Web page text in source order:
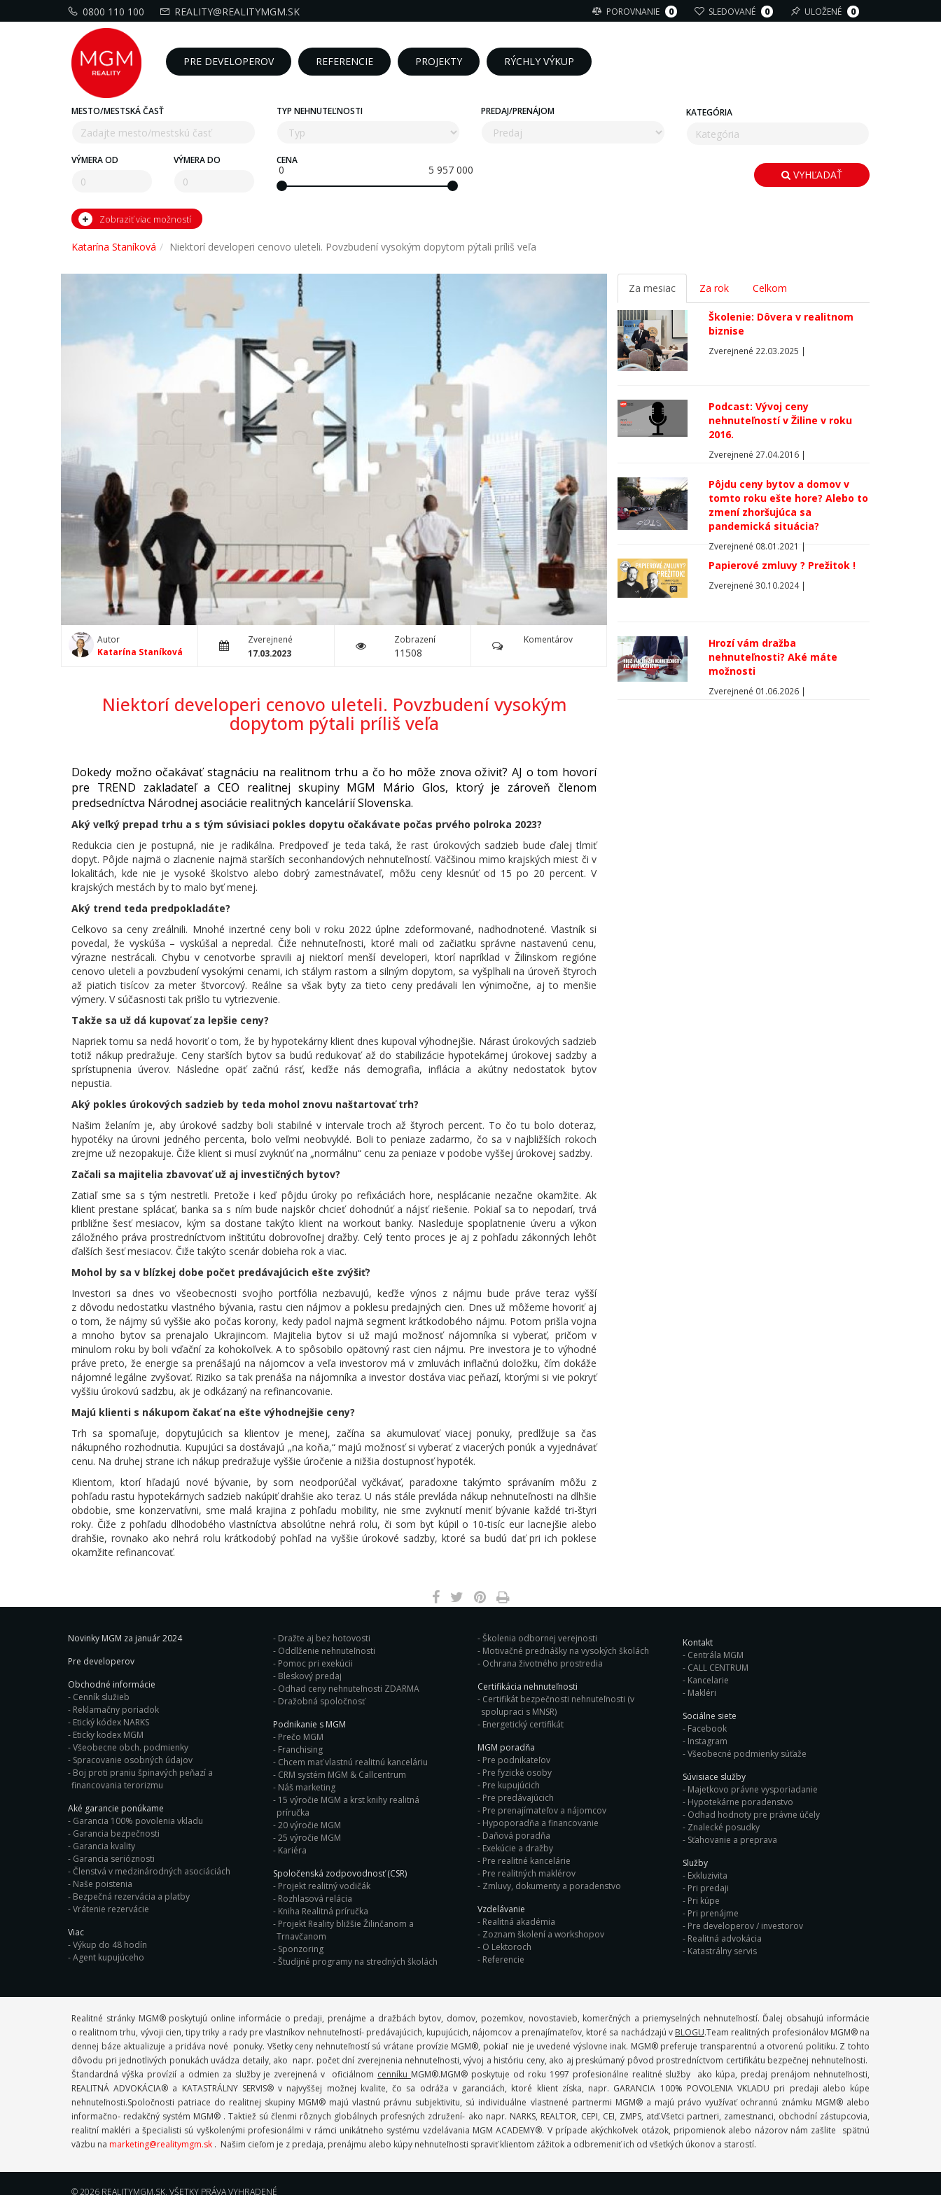
0800 110 100 REALITY@REALITYMGM.SK POROVNANIE 0 SLEDOVANÉ 0 ULOŽENÉ 0
PRE DEVELOPEROV REFERENCIE PROJEKTY RÝCHLY VÝKUP
MESTO/MESTSKÁ ČASŤ TYP NEHNUTEĽNOSTI PREDAJ/PRENÁJOM KATEGÓRIA
VÝMERA OD VÝMERA DO CENA
0 5 957 000 VYHĽADAŤ
Zobraziť viac možností
Katarína Staníková Niektorí developeri cenovo uleteli. Povzbudení vysokým dopytom pýtali príliš veľa
Autor
Katarína Staníková
Zverejnené
17.03.2023
Zobrazení
11508
Komentárov
Niektorí developeri cenovo uleteli. Povzbudení vysokým
dopytom pýtali príliš veľa
Dokedy možno očakávať stagnáciu na realitnom trhu a čo ho môže znova oživiť? AJ o tom hovorí
pre TREND zakladateľ a CEO realitnej skupiny MGM Mário Glos, ktorý je zároveň členom
predsedníctva Národnej asociácie realitných kancelárií Slovenska.
Aký veľký prepad trhu a s tým súvisiaci pokles dopytu očakávate počas prvého polroka 2023?
Redukcia cien je postupná, nie je radikálna. Predpoveď je teda taká, že rast úrokových sadzieb bude ďalej tlmiť
dopyt. Pôjde najmä o zlacnenie najmä starších seconhandových nehnuteľností. Väčšinou mimo krajských miest či v
lokalitách, kde nie je vysoké školstvo alebo dobrý zamestnávateľ, môžu ceny klesnúť od 15 po 20 percent. V
krajských mestách by to malo byť menej.
Aký trend teda predpokladáte?
Celkovo sa ceny zreálnili. Mnohé inzertné ceny boli v roku 2022 úplne zdeformované, nadhodnotené. Vlastník si
povedal, že vyskúša – vyskúšal a nepredal. Čiže nehnuteľnosti, ktoré mali od začiatku správne nastavenú cenu,
výrazne nestrácali. Chybu v cenotvorbe spravili aj niektorí menší developeri, ktorí napríklad v Žilinskom regióne
cenovo uleteli a povzbudení vysokými cenami, ich stálym rastom a silným dopytom, sa vyšplhali na úroveň štyroch
až piatich tisícov za meter štvorcový. Reálne sa však byty za tieto ceny predávali len výnimočne, aj to menšie
výmery. V súčasnosti tak prišlo tu vytriezvenie.
Takže sa už dá kupovať za lepšie ceny?
Napriek tomu sa nedá hovoriť o tom, že by hypotekárny klient dnes kupoval výhodnejšie. Nárast úrokových sadzieb
totiž nákup predražuje. Ceny starších bytov sa budú redukovať až do stabilizácie hypotekárnej úrokovej sadzby a
sprístupnenia úverov. Následne opäť začnú rásť, keďže nás demografia, inflácia a akútny nedostatok bytov
nepustia.
Aký pokles úrokových sadzieb by teda mohol znovu naštartovať trh?
Našim želaním je, aby úrokové sadzby boli stabilné v intervale troch až štyroch percent. To čo tu bolo doteraz,
hypotéky na úrovni jedného percenta, bolo veľmi neobvyklé. Boli to peniaze zadarmo, čo sa v najbližších rokoch
zrejme už nezopakuje. Čiže klient si musí zvyknúť na „normálnu“ cenu za peniaze v podobe vyššej úrokovej sadzby.
Začali sa majitelia zbavovať už aj investičných bytov?
Zatiaľ sme sa s tým nestretli. Pretože i keď pôjdu úroky po refixáciách hore, nesplácanie nezačne okamžite. Ak
klient prestane splácať, banka sa s ním bude najskôr chcieť dohodnúť a nájsť riešenie. Pokiaľ sa to nepodarí, trvá
približne šesť mesiacov, kým sa dostane takýto klient na workout banky. Nasleduje spoplatnenie úveru a výkon
záložného práva prostredníctvom inštitútu dobrovoľnej dražby. Celý tento proces je aj z pohľadu zákonných lehôt
ďalších šesť mesiacov. Čiže takýto scenár dobieha rok a viac.
Mohol by sa v blízkej dobe počet predávajúcich ešte zvýšiť?
Investori sa dnes vo všeobecnosti svojho portfólia nezbavujú, keďže výnos z nájmu bude práve teraz vyšší
z dôvodu nedostatku vlastného bývania, rastu cien nájmov a poklesu predajných cien. Dnes už môžeme hovoriť aj
o tom, že nájmy sú vyššie ako počas korony, kedy padol najmä segment krátkodobého nájmu. Potom prišla vojna
a mnoho bytov sa prenajalo Ukrajincom. Majitelia bytov si už majú možnosť nájomníka si vyberať, pričom v
minulom roku by boli vďační za kohokoľvek. A to spôsobilo opätovný rast cien nájmu. Pre investora je to výhodné
práve preto, že energie sa prenášajú na nájomcov a veľa investorov má v zmluvách inflačnú doložku, čím dokáže
nájomné legálne zvyšovať. Riziko sa tak prenáša na nájomníka a investor dostáva viac peňazí, ktorými si vie pokryť
vyššiu úrokovú sadzbu, ak je odkázaný na refinancovanie.
Majú klienti s nákupom čakať na ešte výhodnejšie ceny?
Trh sa spomaľuje, dopytujúcich sa klientov je menej, začína sa akumulovať viacej ponuky, predlžuje sa čas
nákupného rozhodnutia. Kupujúci sa dostávajú „na koňa,“ majú možnosť si vyberať z viacerých ponúk a vyjednávať
cenu. Na druhej strane ich nákup predražuje vyššie úročenie a nižšia dostupnosť hypoték.
Klientom, ktorí hľadajú nové bývanie, by som neodporúčal vyčkávať, paradoxne takýmto správaním môžu z
pohľadu rastu hypotekárnych sadzieb nakúpiť drahšie ako teraz. U nás stále prevláda nákup nehnuteľnosti na dlhšie
obdobie, sme konzervatívni, sme malá krajina z pohľadu mobility, nie sme zvyknutí meniť bývanie každé tri-štyri
roky. Čiže z pohľadu dlhodobého vlastníctva absolútne nehrá rolu, či som byt kúpil o 10-tisíc eur lacnejšie alebo
drahšie, rovnako ako nehrá rolu krátkodobý pohľad na vyššie úrokové sadzby, ktoré sa budú dať pri ich poklese
okamžite refinancovať.
Za mesiac Za rok Celkom
Školenie: Dôvera v realitnom
biznise
Zverejnené 22.03.2025 |
Podcast: Vývoj ceny
nehnuteľností v Žiline v roku
2016.
Zverejnené 27.04.2016 |
Pôjdu ceny bytov a domov v
tomto roku ešte hore? Alebo to
zmení zhoršujúca sa
pandemická situácia?
Zverejnené 08.01.2021 |
Papierové zmluvy ? Prežitok !
Zverejnené 30.10.2024 |
Hrozí vám dražba
nehnuteľnosti? Aké máte
možnosti
Zverejnené 01.06.2026 |
Novinky MGM za január 2024
Pre developerov
Obchodné informácie
Cenník služieb
Reklamačny poriadok
Etický kódex NARKS
Eticky kodex MGM
Všeobecne obch. podmienky
Spracovanie osobných údajov
Boj proti praniu špinavých peňazí a
financovania terorizmu
Aké garancie ponúkame
Garancia 100% povolenia vkladu
Garancia bezpečnosti
Garancia kvality
Garancia serióznosti
Členstvá v medzinárodných asociáciách
Naše poistenia
Bezpečná rezervácia a platby
Vrátenie rezervácie
Viac
Výkup do 48 hodín
Agent kupujúceho
Dražte aj bez hotovosti
Oddlženie nehnuteľnosti
Pomoc pri exekúcii
Bleskový predaj
Odhad ceny nehnuteľnosti ZDARMA
Dražobná spoločnosť
Podnikanie s MGM
Prečo MGM
Franchising
Chcem mať vlastnú realitnú kanceláriu
CRM systém MGM & Callcentrum
Náš marketing
15 výročie MGM a krst knihy realitná
príručka
20 výročie MGM
25 výročie MGM
Kariéra
Spoločenská zodpovodnosť (CSR)
Projekt realitný vodičák
Rozhlasová relácia
Kniha Realitná príručka
Projekt Reality bližšie Žilinčanom a
Trnavčanom
Sponzoring
Študijné programy na stredných školách
Školenia odbornej verejnosti
Motivačné prednášky na vysokých školách
Ochrana životného prostredia
Certifikácia nehnuteľnosti
Certifikát bezpečnosti nehnuteľnosti (v
spolupraci s MNSR)
Energetický certifikát
MGM poradňa
Pre podnikateľov
Pre fyzické osoby
Pre kupujúcich
Pre predávajúcich
Pre prenajímateľov a nájomcov
Hypoporadňa a financovanie
Daňová poradňa
Exekúcie a dražby
Pre realitné kancelárie
Pre realitných maklérov
Zmluvy, dokumenty a poradenstvo
Vzdelávanie
Realitná akadémia
Zoznam školení a workshopov
O Lektoroch
Referencie
Kontakt
Centrála MGM
CALL CENTRUM
Kancelarie
Makléri
Sociálne siete
Facebook
Instagram
Všeobecné podmienky súťaže
Súvisiace služby
Majetkovo právne vysporiadanie
Hypotekárne poradenstvo
Odhad hodnoty pre právne účely
Znalecké posudky
Sťahovanie a preprava
Služby
Exkluzivita
Pri predaji
Pri kúpe
Pri prenájme
Pre developerov / investorov
Realitná advokácia
Katastrálny servis
Realitné stránky MGM® poskytujú online informácie o predaji, prenájme a dražbách bytov, domov, pozemkov, novostavieb, komerčných a priemyselných nehnuteľností. Ďalej obsahujú informácie
o realitnom trhu, vývoji cien, tipy triky a rady pre vlastníkov nehnuteľností- predávajúcich, kupujúcich, nájomcov a prenajímateľov, ktoré sa nachádzajú v BLOGU.Team realitných profesionálov MGM® na
dennej báze aktualizuje a pridáva nové ponuky. Všetky ceny nehnuteľností sú vrátane provízie MGM®, pokiaľ nie je uvedené výslovne inak. MGM® preferuje transparentnú a otvorenú politiku. Z tohto
dôvodu pri jednotlivých ponukách uvádza detaily, ako napr. počet dní zverejnenia nehnuteľnosti, vývoj a históriu ceny, ako aj preskúmaný pôvod prostredníctvom certifikátu bezpečnej nehnuteľnosti.
Štandardná výška provízií a odmien za služby je zverejnená v oficiálnom cenníku MGM®.MGM® poskytuje od roku 1997 profesionálne realitné služby ako kúpa, predaj prenájom nehnuteľnosti,
REALITNÁ ADVOKÁCIA® a KATASTRÁLNY SERVIS® v najvyššej možnej kvalite, čo sa odráža v garanciách, ktoré klient získa, napr. GARANCIA 100% POVOLENIA VKLADU pri predaji alebo kúpe
nehnuteľnosti.Spoločnosti patriace do realitnej skupiny MGM® majú vlastnú právnu subjektivitu, sú individuálne vlastnené partnermi MGM® a majú právo využívať ochrannú známku MGM® alebo
informačno- redakčný systém MGM® . Taktiež sú členmi rôznych globálnych profesných združení- ako napr. NARKS, REALTOR, CEPI, CEI, ZMPS, atď.Všetci partneri, zamestnanci, obchodní zástupcovia,
realitní makléri a špecialisti sú vyškolenými profesionálmi v rámci unikátneho systému vzdelávania MGM ACADEMY®. V prípade akýchkoľvek otázok, pripomienok alebo názorov nám zašlite spätnú
väzbu na marketing@realitymgm.sk . Našim cieľom je z predaja, prenájmu alebo kúpy nehnuteľnosti spraviť klientom zážitok a odbremeniť ich od všetkých úkonov a starostí.
© 2026 REALITYMGM.SK, VŠETKY PRÁVA VYHRADENÉ